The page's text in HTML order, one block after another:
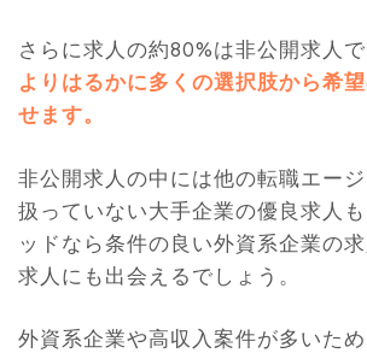
さらに求人の約80%は非公開求人で
よりはるかに多くの選択肢から希
せます。
非公開求人の中には他の転職エー
扱っていない大手企業の優良求人
ッドなら条件の良い外資系企業の
求人にも出会えるでしょう。
外資系企業や高収入案件が多いた